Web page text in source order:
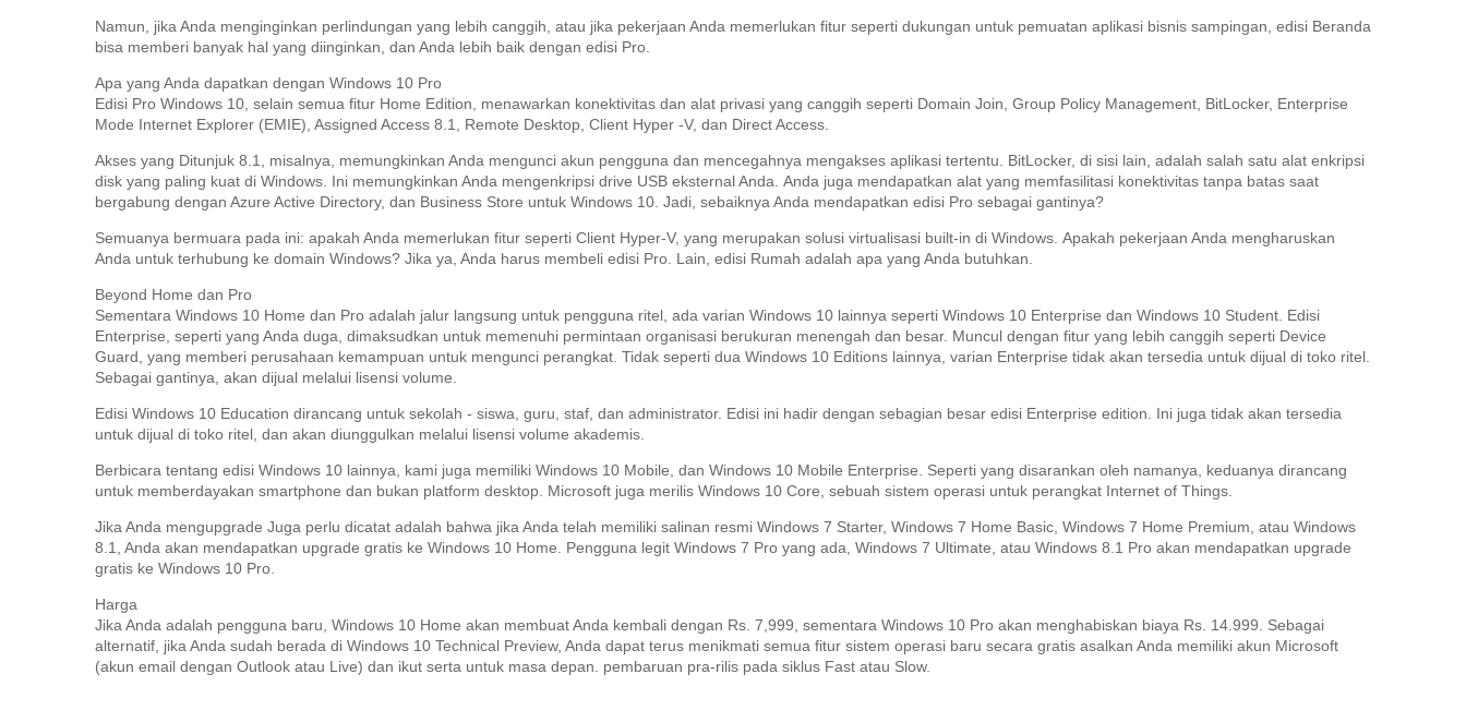
Namun, jika Anda menginginkan perlindungan yang lebih canggih, atau jika pekerjaan Anda memerlukan fitur seperti dukungan untuk pemuatan aplikasi bisnis sampingan, edisi Beranda
bisa memberi banyak hal yang diinginkan, dan Anda lebih baik dengan edisi Pro.
Apa yang Anda dapatkan dengan Windows 10 Pro
Edisi Pro Windows 10, selain semua fitur Home Edition, menawarkan konektivitas dan alat privasi yang canggih seperti Domain Join, Group Policy Management, BitLocker, Enterprise
Mode Internet Explorer (EMIE), Assigned Access 8.1, Remote Desktop, Client Hyper -V, dan Direct Access.
Akses yang Ditunjuk 8.1, misalnya, memungkinkan Anda mengunci akun pengguna dan mencegahnya mengakses aplikasi tertentu.
BitLocker, di sisi lain, adalah salah satu alat enkripsi
disk yang paling kuat di Windows. Ini memungkinkan Anda mengenkripsi drive USB eksternal Anda. Anda juga mendapatkan alat yang memfasilitasi konektivitas tanpa batas saat
bergabung dengan Azure Active Directory, dan Business Store untuk Windows 10. Jadi, sebaiknya Anda mendapatkan edisi Pro sebagai gantinya?
Semuanya bermuara pada ini: apakah Anda memerlukan fitur seperti Client Hyper-V, yang merupakan solusi virtualisasi built-in di Windows. Apakah pekerjaan Anda mengharuskan
Anda untuk terhubung ke domain Windows? Jika ya, Anda harus membeli edisi Pro. Lain, edisi Rumah adalah apa yang Anda butuhkan.
Beyond Home dan Pro
Sementara Windows 10 Home dan Pro adalah jalur langsung untuk pengguna ritel, ada varian Windows 10 lainnya seperti Windows 10 Enterprise dan Windows 10 Student. Edisi
Enterprise, seperti yang Anda duga, dimaksudkan untuk memenuhi permintaan organisasi berukuran menengah dan besar. Muncul dengan fitur yang lebih canggih seperti Device
Guard, yang memberi perusahaan kemampuan untuk mengunci perangkat. Tidak seperti dua Windows 10 Editions lainnya, varian Enterprise tidak akan tersedia untuk dijual di toko ritel.
Sebagai gantinya, akan dijual melalui lisensi volume.
Edisi Windows 10 Education dirancang untuk sekolah - siswa, guru, staf, dan administrator. Edisi ini hadir dengan sebagian besar edisi Enterprise edition.
Ini juga tidak akan tersedia
untuk dijual di toko ritel, dan akan diunggulkan melalui lisensi volume akademis.
Berbicara tentang edisi Windows 10 lainnya, kami juga memiliki Windows 10 Mobile, dan Windows 10 Mobile Enterprise.
Seperti yang disarankan oleh namanya, keduanya dirancang
untuk memberdayakan smartphone dan bukan platform desktop. Microsoft juga merilis Windows 10 Core, sebuah sistem operasi untuk perangkat Internet of Things.
Jika Anda mengupgrade Juga perlu dicatat adalah bahwa jika Anda telah memiliki salinan resmi Windows 7 Starter, Windows 7 Home Basic, Windows 7 Home Premium, atau Windows
8.1, Anda akan mendapatkan upgrade gratis ke Windows 10 Home.
Pengguna legit Windows 7 Pro yang ada, Windows 7 Ultimate, atau Windows 8.1 Pro akan mendapatkan upgrade
gratis ke Windows 10 Pro.
Harga
Jika Anda adalah pengguna baru, Windows 10 Home akan membuat Anda kembali dengan Rs. 7,999, sementara Windows 10 Pro akan menghabiskan biaya Rs. 14.999.
Sebagai
alternatif, jika Anda sudah berada di Windows 10 Technical Preview, Anda dapat terus menikmati semua fitur sistem operasi baru secara gratis asalkan Anda memiliki akun Microsoft
(akun email dengan Outlook atau Live) dan ikut serta untuk masa depan. pembaruan pra-rilis pada siklus Fast atau Slow.